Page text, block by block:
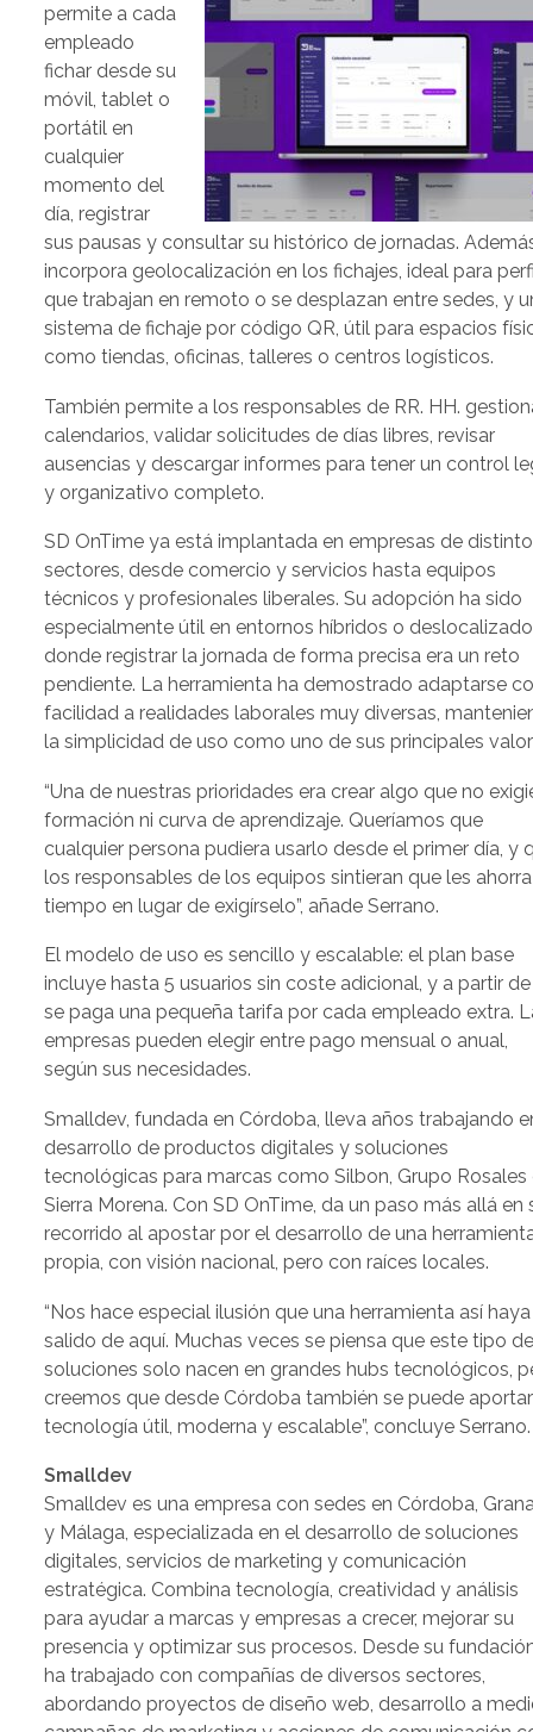
permite a cada
empleado
fichar desde su
móvil, tablet o
portátil en
cualquier
momento del
día, registrar
sus pausas y consultar su histórico de jornadas.
incorpora geolocalización en los fichajes, ideal para
que trabajan en remoto o se desplazan entre sedes, y
sistema de fichaje por código QR, útil para espacios
como tiendas, oficinas, talleres o centros logísticos.
También permite a los responsables de RR. HH.
calendarios, validar solicitudes de días libres, revisar
ausencias y descargar informes para tener un control
y organizativo completo.
SD OnTime ya está implantada en empresas de
sectores, desde comercio y servicios hasta equipos
técnicos y profesionales liberales. Su adopción ha sido
especialmente útil en entornos híbridos o
donde registrar la jornada de forma precisa era un reto
pendiente. La herramienta ha demostrado adaptarse
facilidad a realidades laborales muy diversas,
la simplicidad de uso como uno de sus principales
“Una de nuestras prioridades era crear algo que no
formación ni curva de aprendizaje. Queríamos que
cualquier persona pudiera usarlo desde el primer día, y
los responsables de los equipos sintieran que les ahorra
tiempo en lugar de exigírselo”, añade Serrano.
El modelo de uso es sencillo y escalable: el plan base
incluye hasta 5 usuarios sin coste adicional, y a partir
se paga una pequeña tarifa por cada empleado extra.
empresas pueden elegir entre pago mensual o anual,
según sus necesidades.
Smalldev, fundada en Córdoba, lleva años trabajando
desarrollo de productos digitales y soluciones
tecnológicas para marcas como Silbon, Grupo Rosales
Sierra Morena. Con SD OnTime, da un paso más allá en
recorrido al apostar por el desarrollo de una
propia, con visión nacional, pero con raíces locales.
“Nos hace especial ilusión que una herramienta así haya
salido de aquí. Muchas veces se piensa que este tipo
soluciones solo nacen en grandes hubs tecnológicos,
creemos que desde Córdoba también se puede aportar
tecnología útil, moderna y escalable”, concluye Serrano.
Smalldev
Smalldev es una empresa con sedes en Córdoba,
y Málaga, especializada en el desarrollo de soluciones
digitales, servicios de marketing y comunicación
estratégica. Combina tecnología, creatividad y análisis
para ayudar a marcas y empresas a crecer, mejorar su
presencia y optimizar sus procesos. Desde su
ha trabajado con compañías de diversos sectores,
abordando proyectos de diseño web, desarrollo a